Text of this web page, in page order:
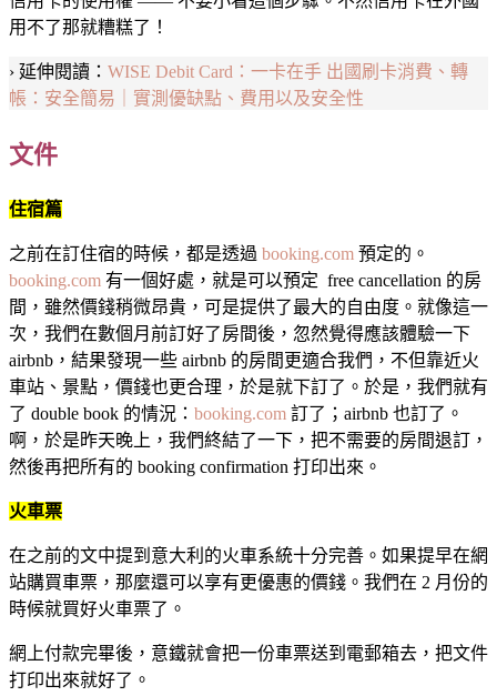
用不了那就糟糕了！
› 延伸閱讀： WISE Debit Card：一卡在手 出國刷卡消費、轉
帳：安全簡易｜實測優缺點、費用以及安全性
文件
住宿篇
之前在訂住宿的時候，都是透過 booking.com 預定的。
booking.com 有一個好處，就是可以預定 free cancellation 的房
間，雖然價錢稍微昂貴，可是提供了最大的自由度。就像這一
次，我們在數個月前訂好了房間後，忽然覺得應該體驗一下
airbnb，結果發現一些 airbnb 的房間更適合我們，不但靠近火
車站、景點，價錢也更合理，於是就下訂了。於是，我們就有
了 double book 的情況： booking.com 訂了；airbnb 也訂了。
啊，於是昨天晚上，我們終結了一下，把不需要的房間退訂，
然後再把所有的 booking confirmation 打印出來。
火車票
在之前的文中提到意大利的火車系統十分完善。如果提早在網
站購買車票，那麼還可以享有更優惠的價錢。我們在 2 月份的
時候就買好火車票了。
網上付款完畢後，意鐵就會把一份車票送到電郵箱去，把文件
打印出來就好了。